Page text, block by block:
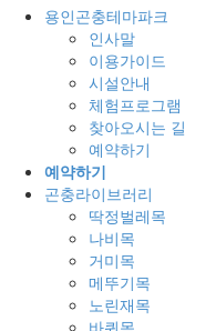
으
용인곤충테마파크
인사말
이용가이드
시설안내
체험프로그램
찾아오시는 길
예약하기
예약하기
곤충라이브러리
딱정벌레목
나비목
거미목
메뚜기목
노린재목